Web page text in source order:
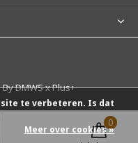
ByDMWSxPlus+
0
te verbeteren. Is dat
Meer over cookies »